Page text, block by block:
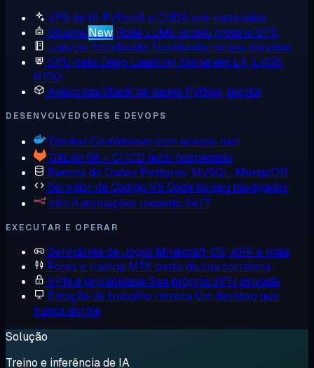
VPS de IA PyTorch e CUDA pré-instalados
Ollama New Rode LLMs no seu próprio VPS
Jupyter Notebooks Notebooks no seu servidor
GPU para Deep Learning Treine em L4, L40S,
H100
AnacondaStack de dados Python, pronta
DESENVOLVEDORES E DEVOPS
Docker Contêineres com acesso root
GitLab Git + CI/CD auto-hospedado
Bancos de Dados Postgres, MySQL, MongoDB
Servidor de Código VS Code no seu navegador
n8n Automações rodando 24/7
EXECUTAR E OPERAR
Servidores de Jogos Minecraft, CS, ARK e mais
Forex e trading MT5 perto da sua corretora
VPN e privacidadeSua própria VPN privada
Estação de trabalho remota Um desktop que
nunca dorme
Solução
Treino e inferência de IA